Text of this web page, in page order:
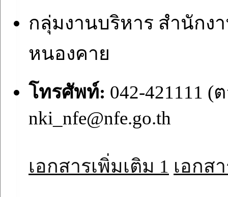
กลุ่มงานบริหาร สำนักง
หนองคาย
โทรศัพท์: 042-421111
nki_nfe@nfe.go.th
เอกสารเพิ่มเติม 1 เอกส